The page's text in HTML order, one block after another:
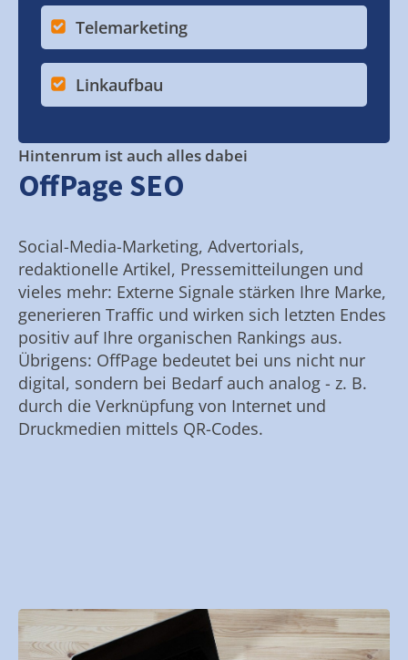
Telemarketing
Linkaufbau
Hintenrum ist auch alles dabei
OffPage SEO
Social-Media-Marketing, Advertorials,
redaktionelle Artikel, Pressemitteilungen und
vieles mehr: Externe Signale stärken Ihre Marke,
generieren Traffic und wirken sich letzten Endes
positiv auf Ihre organischen Rankings aus.
Übrigens: OffPage bedeutet bei uns nicht nur
digital, sondern bei Bedarf auch analog - z. B.
durch die Verknüpfung von Internet und
Druckmedien mittels QR-Codes.